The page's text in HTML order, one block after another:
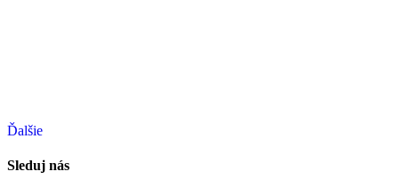
Ďalšie
Sleduj nás